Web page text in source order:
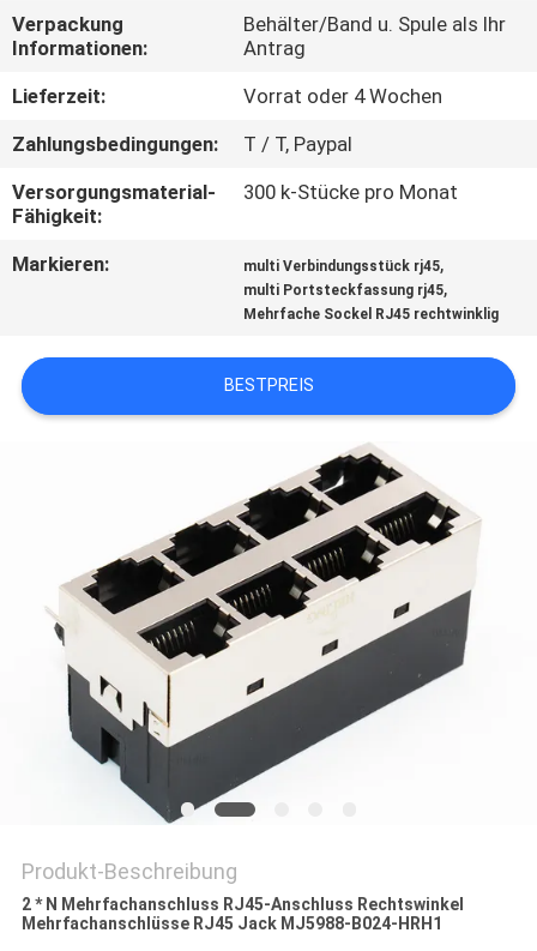
TRETEN
SIE
MIT
UNS
IN
VERBINDUNG
EIN
ZITAT
PRIVACY
POLICY
Verpackung
Informationen:
Behälter/Band u. Spule als Ihr
Antrag
Lieferzeit:
Vorrat oder 4 Wochen
Zahlungsbedingungen:
T / T, Paypal
Versorgungsmaterial-
Fähigkeit:
300 k-Stücke pro Monat
Markieren: multi Verbindungsstück rj45,
multi Portsteckfassung rj45,
Mehrfache Sockel RJ45 rechtwinklig
BESTPREIS
Produkt-Beschreibung
2 * N Mehrfachanschluss RJ45-Anschluss Rechtswinkel
Mehrfachanschlüsse RJ45 Jack MJ5988-B024-HRH1